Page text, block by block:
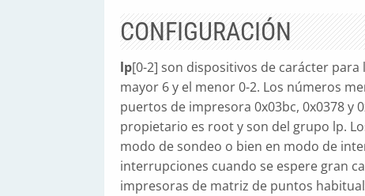
CONFIGURACIÓN
lp[0-2] son dispositivos de carácter
mayor 6 y el menor 0-2. Los números
puertos de impresora 0x03bc, 0x0378 y
propietario es root y son del grupo lp.
modo de sondeo o bien en modo de
interrupciones cuando se espere gran
impresoras de matriz de puntos